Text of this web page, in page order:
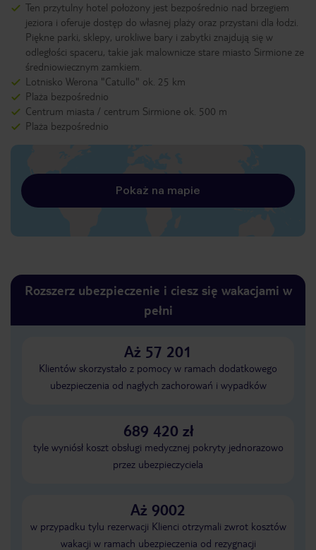
Ten przytulny hotel położony jest bezpośrednio nad brzegiem
jeziora i oferuje dostęp do własnej plaży oraz przystani dla łodzi.
Piękne parki, sklepy, urokliwe bary i zabytki znajdują się w
odległości spaceru, takie jak malownicze stare miasto Sirmione ze
średniowiecznym zamkiem.
Lotnisko Werona "Catullo" ok. 25 km
Plaża bezpośrednio
Centrum miasta / centrum Sirmione ok. 500 m
Plaża bezpośrednio
Pokaż na mapie
Rozszerz ubezpieczenie i ciesz się wakacjami w
pełni
Aż 57 201
Klientów skorzystało z pomocy w ramach dodatkowego
ubezpieczenia od nagłych zachorowań i wypadków
689 420 zł
tyle wyniósł koszt obsługi medycznej pokryty jednorazowo
przez ubezpieczyciela
Aż 9002
w przypadku tylu rezerwacji Klienci otrzymali zwrot kosztów
wakacji w ramach ubezpieczenia od rezygnacji